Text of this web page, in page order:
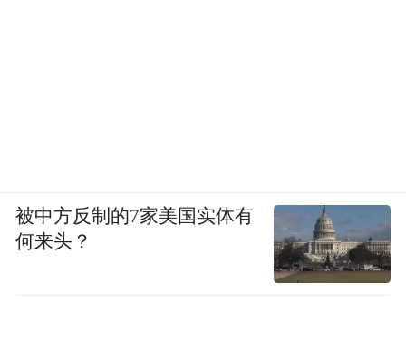
被中方反制的7家美国实体有
何来头？